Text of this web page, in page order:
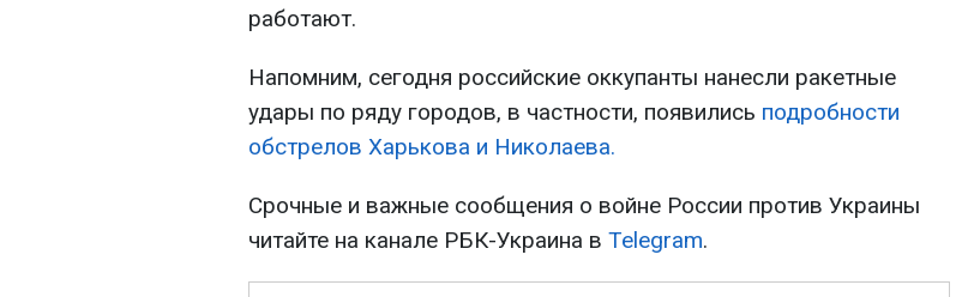
работают.
Напомним, сегодня российские оккупанты нанесли ракетные
удары по ряду городов, в частности, появились подробности
обстрелов Харькова и Николаева.
Срочные и важные сообщения о войне России против Украины
читайте на канале РБК-Украина в Telegram.